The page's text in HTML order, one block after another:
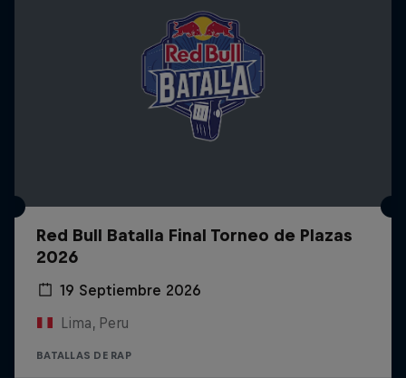
Red Bull Batalla Final Torneo de Plazas
2026
19 Septiembre 2026
Lima, Peru
BATALLAS DE RAP